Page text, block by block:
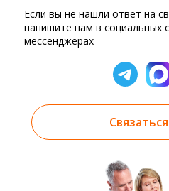
Если вы не нашли ответ на
напишите нам в социальных
мессенджерах